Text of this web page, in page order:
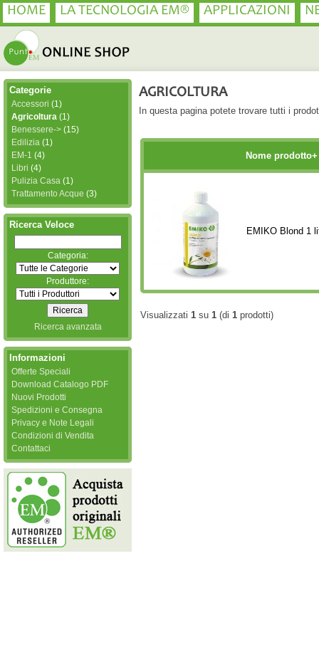
HOME LA TECNOLOGIA EM® APPLICAZIONI
AGRICOLTURA
In questa pagina potete trovare tutti i
Nome prodotto+
EMIKO Blond 1
Visualizzati 1 su 1 (di 1 prodotti)
Categorie
Accessori (1)
Agricoltura (1)
Benessere-> (15)
Edilizia (1)
EM-1 (4)
Libri (4)
Pulizia Casa (1)
Trattamento Acque (3)
Ricerca Veloce
Categoria:
Produttore:
Ricerca avanzata
Informazioni
Offerte Speciali
Download Catalogo PDF
Nuovi Prodotti
Spedizioni e Consegna
Privacy e Note Legali
Condizioni di Vendita
Contattaci